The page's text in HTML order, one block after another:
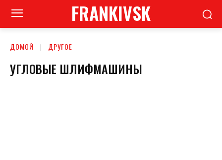
FRANKIVSK
ДОМОЙ ДРУГОЕ
УГЛОВЫЕ ШЛИФМАШИНЫ